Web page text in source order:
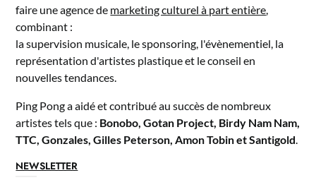
faire une agence de marketing culturel à part entière
combinant :
la supervision musicale, le sponsoring, l'évènementiel, la
représentation d'artistes plastique et le conseil en
nouvelles tendances.
Ping Pong a aidé et contribué au succès de nombreux
artistes tels que : Bonobo, Gotan Project, Birdy Nam Nam,
TTC, Gonzales, Gilles Peterson, Amon Tobin et Santigold
NEWSLETTER